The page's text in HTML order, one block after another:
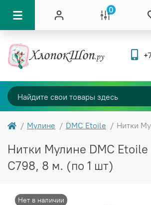
0
Мулине DMC Etoile Нитки
Нитки Мулине DMC
C798, 8 м. (по 1 шт)
Нет в наличии